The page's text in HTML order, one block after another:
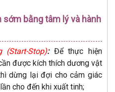
bằng tâm lý và hành
(Start-Stop):Để thực hiện
được kích thích dương vật
dừng lại đợi cho cảm giác
cho đến khi xuất tinh;